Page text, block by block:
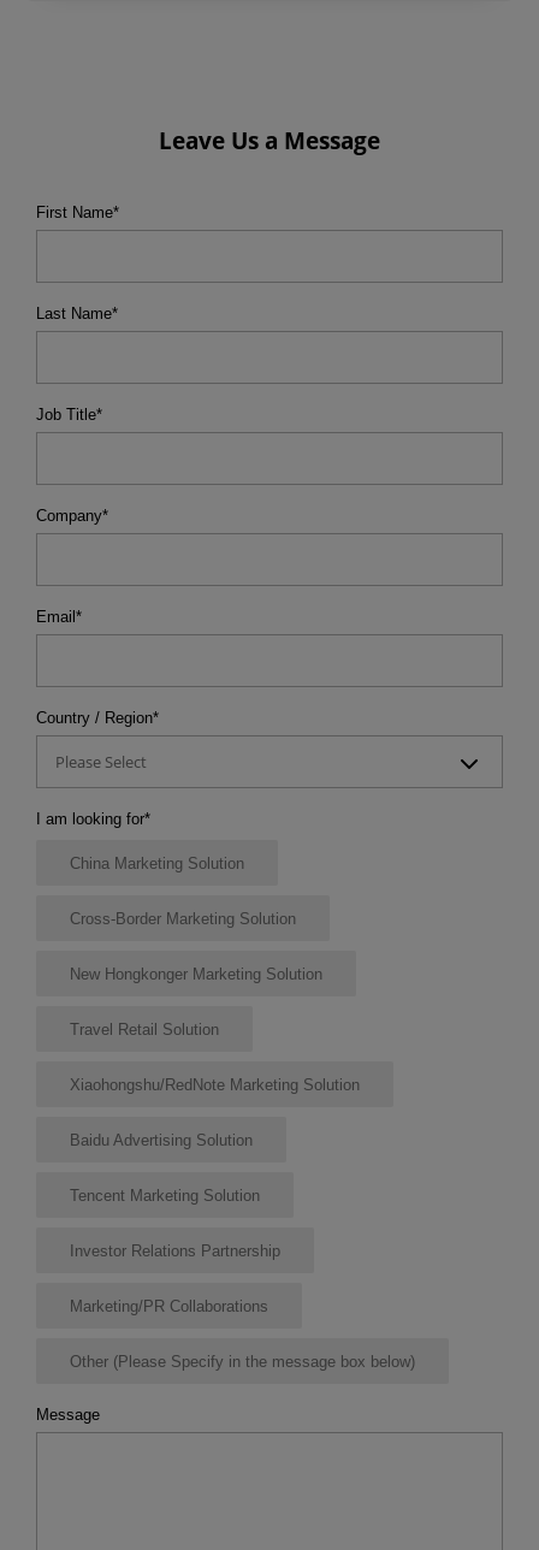
Leave Us a Message
First Name*
Last Name*
Job Title*
Company*
Email *
Country / Region*
Please Select
I am looking for*
China Marketing Solution
Cross-Border Marketing Solution
New Hongkonger Marketing Solution
Travel Retail Solution
Xiaohongshu/RedNote Marketing Solution
Baidu Advertising Solution
Tencent Marketing Solution
Investor Relations Partnership
Marketing/PR Collaborations
Other (Please Specify in the message box below)
Message